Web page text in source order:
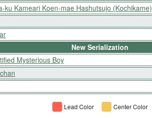
ku Kameari Koen-mae Hashutsujo (Kochikame)
New Serialization
Mysterious Boy
Lead Color Center Color